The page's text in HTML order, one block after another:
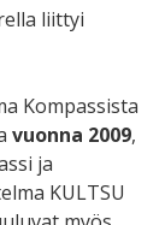
liittyi
Kompassista
vuonna 2009,
ja
KULTSU